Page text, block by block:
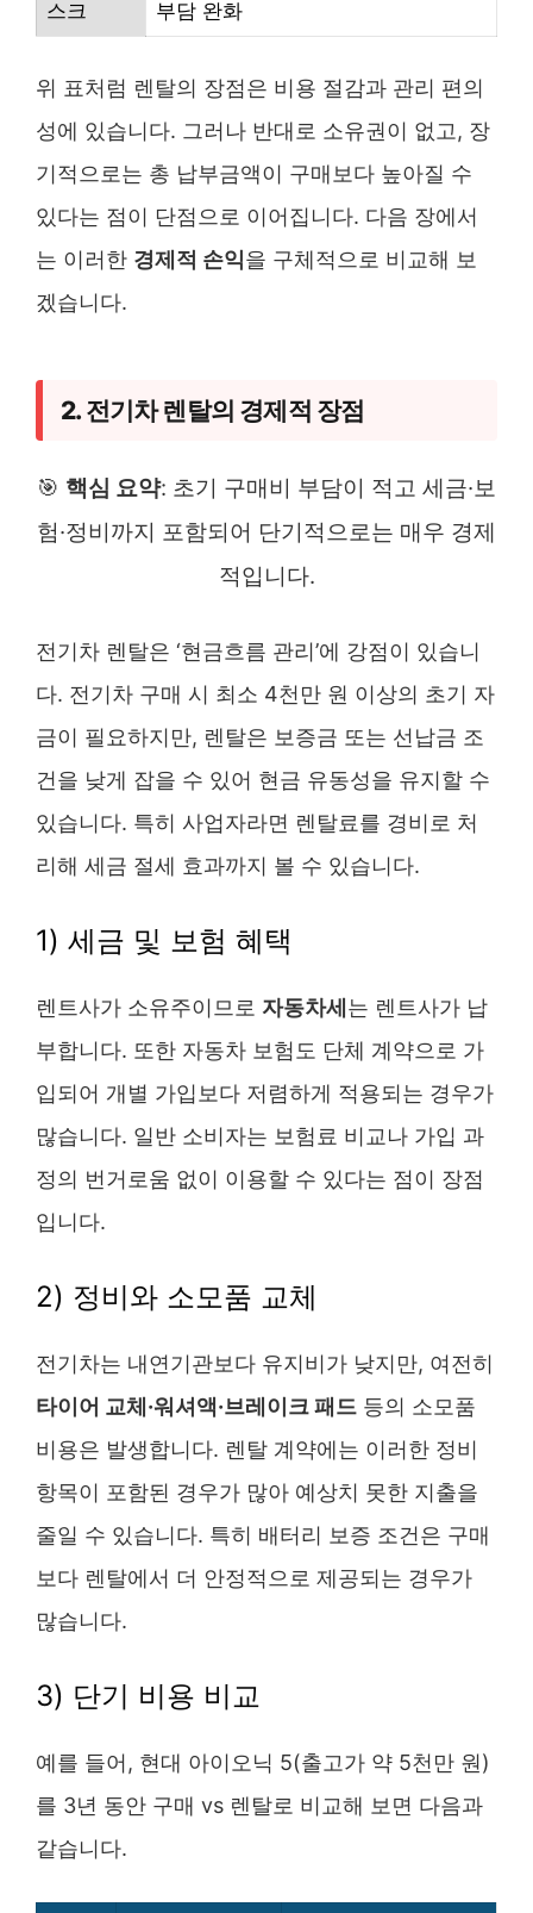
스크 부담 완화
위 표처럼 렌탈의 장점은 비용 절감과 관리 편의
성에 있습니다. 그러나 반대로 소유권이 없고, 장
기적으로는 총 납부금액이 구매보다 높아질 수
있다는 점이 단점으로 이어집니다. 다음 장에서
는 이러한 경제적 손익을 구체적으로 비교해 보
겠습니다.
2. 전기차 렌탈의 경제적 장점
🎯 핵심 요약: 초기 구매비 부담이 적고 세금·보
험·정비까지 포함되어 단기적으로는 매우 경제
적입니다.
전기차 렌탈은 ‘현금흐름 관리’에 강점이 있습니
다. 전기차 구매 시 최소 4천만 원 이상의 초기 자
금이 필요하지만, 렌탈은 보증금 또는 선납금 조
건을 낮게 잡을 수 있어 현금 유동성을 유지할 수
있습니다. 특히 사업자라면 렌탈료를 경비로 처
리해 세금 절세 효과까지 볼 수 있습니다.
1) 세금 및 보험 혜택
렌트사가 소유주이므로 자동차세는 렌트사가 납
부합니다. 또한 자동차 보험도 단체 계약으로 가
입되어 개별 가입보다 저렴하게 적용되는 경우가
많습니다. 일반 소비자는 보험료 비교나 가입 과
정의 번거로움 없이 이용할 수 있다는 점이 장점
입니다.
2) 정비와 소모품 교체
전기차는 내연기관보다 유지비가 낮지만, 여전히
타이어 교체·워셔액·브레이크 패드 등의 소모품
비용은 발생합니다. 렌탈 계약에는 이러한 정비
항목이 포함된 경우가 많아 예상치 못한 지출을
줄일 수 있습니다. 특히 배터리 보증 조건은 구매
보다 렌탈에서 더 안정적으로 제공되는 경우가
많습니다.
3) 단기 비용 비교
예를 들어, 현대 아이오닉 5(출고가 약 5천만 원)
를 3년 동안 구매 vs 렌탈로 비교해 보면 다음과
같습니다.